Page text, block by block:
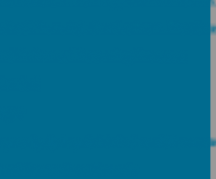
erbjudandet inom
Measuring Processes
pris för industriellt
kompakt utförande